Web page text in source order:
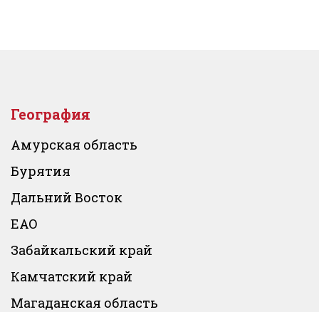
География
Амурская область
Бурятия
Дальний Восток
ЕАО
Забайкальский край
Камчатский край
Магаданская область